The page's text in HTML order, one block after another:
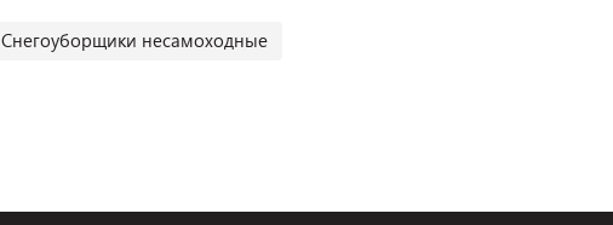
Снегоуборщики несамоходные